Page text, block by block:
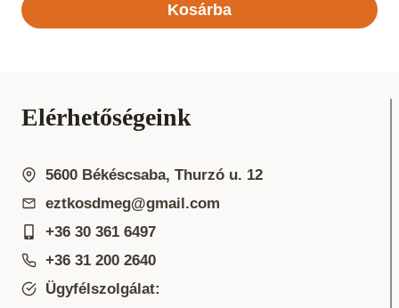
Kosárba
Elérhetőségeink
5600 Békéscsaba, Thurzó u. 12
eztkosdmeg@gmail.com
+36 30 361 6497
+36 31 200 2640
Ügyfélszolgálat: